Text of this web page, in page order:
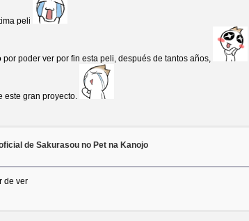
peli
poder ver por fin esta peli, después de tantos años,
este gran proyecto.
de Sakurasou no Pet na Kanojo
de ver